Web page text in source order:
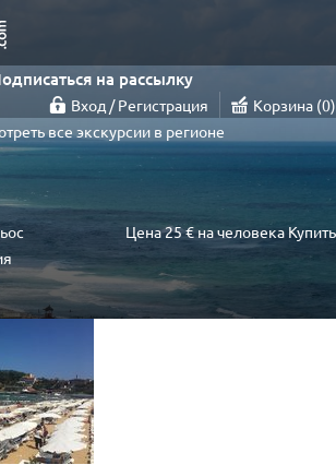
на рассылку
Вход / Регистрация Корзина 0
все экскурсии в регионе
Цена25 € на человекаКупить